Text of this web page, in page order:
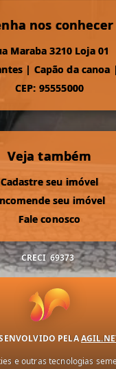
nos conhecer
Maraba 3210 Loja 01
| Capão da canoa |
CEP: 95555000
Veja também
Cadastre seu imóvel
seu imóvel
Fale conosco
CRECI 69373
PELA
e outras tecnologias